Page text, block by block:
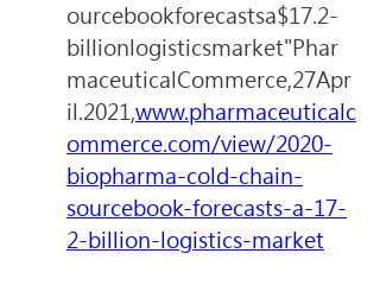
ourcebookforecastsa$17.2-
billionlogisticsmarket"Phar
maceuticalCommerce,27Apr
il.2021,www.pharmaceuticalc
ommerce.com/view/2020-
biopharma-cold-chain-
sourcebook-forecasts-a-17-
2-billion-logistics-market